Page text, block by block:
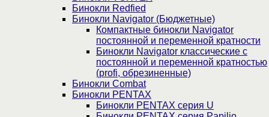
Бинокли Redfied
Бинокли Navigator (Бюджетные)
Компактные бинокли Navigator
постоянной и переменной кратности
Бинокли Navigator классические с
постоянной и переменной кратностью
(profi, обрезиненные)
Бинокли Combat
Бинокли PENTAX
Бинокли PENTAX серия U